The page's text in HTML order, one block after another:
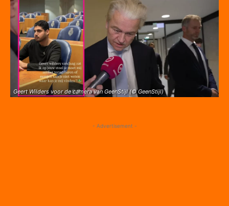
Geert Wilders voor de camera van GeenStijl (© GeenStijl)
- Advertisement -